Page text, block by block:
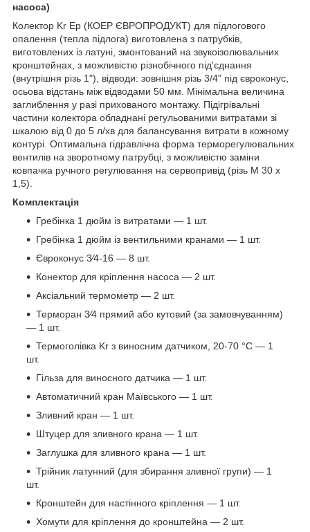
насоса)
Колектор Kr Ep (КОЕР ЄВРОПРОДУКТ) для підлогового
опалення (тепла підлога) виготовлена з патрубків,
виготовлених із латуні, змонтований на звукоізолювальних
кронштейнах, з можливістю різнобічного під'єднання
(внутрішня різь 1"), відводи: зовнішня різь 3/4" під євроконус,
осьова відстань між відводами 50 мм. Мінімальна величина
заглиблення у разі прихованого монтажу. Підігрівальні
частини колектора обладнані регульованими витратами зі
шкалою від 0 до 5 л/хв для балансування витрати в кожному
контурі. Оптимальна гідравлічна форма терморегулювальних
вентилів на зворотному патрубці, з можливістю заміни
ковпачка ручного регулювання на сервопривід (різь М 30 х
1,5).
Комплектація
Гребінка 1 дюйм із витратами — 1 шт.
Гребінка 1 дюйм із вентильними кранами — 1 шт.
Євроконус 3⁄4-16 — 8 шт.
Конектор для кріплення насоса — 2 шт.
Аксіальний термометр — 2 шт.
Терморан 3⁄4 прямий або кутовий (за замовчуванням)
— 1 шт.
Термоголівка Kr з виносним датчиком, 20-70 °C — 1
шт.
Гільза для виносного датчика — 1 шт.
Автоматичний кран Маївського — 1 шт.
Зливний кран — 1 шт.
Штуцер для зливного крана — 1 шт.
Заглушка для зливного крана — 1 шт.
Трійник латунний (для збирання зливної групи) — 1
шт.
Кронштейн для настінного кріплення — 1 шт.
Хомути для кріплення до кронштейна — 2 шт.